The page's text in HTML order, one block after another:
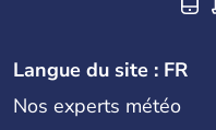
Langue du site : FR
Nos experts météo